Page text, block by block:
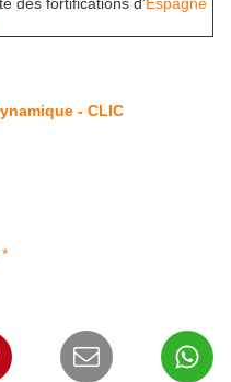
- CLIC